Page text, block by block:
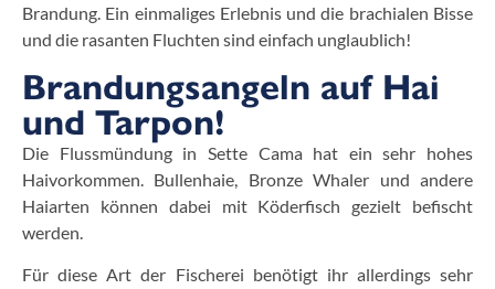
Brandung. Ein einmaliges Erlebnis und die brachialen Bisse
und die rasanten Fluchten sind einfach unglaublich!
Brandungsangeln auf Hai
und Tarpon!
Die Flussmündung in Sette Cama hat ein sehr hohes
Haivorkommen. Bullenhaie, Bronze Whaler und andere
Haiarten können dabei mit Köderfisch gezielt befischt
werden.
Für diese Art der Fischerei benötigt ihr allerdings sehr